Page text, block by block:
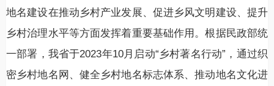
地名建设在推动乡村产业发展、促进乡风文明建设、提升
乡村治理水平等方面发挥着重要基础作用。根据民政部统
一部署，我省于2023年10月启动“乡村著名行动”，通过织
密乡村地名网、健全乡村地名标志体系、推动地名文化进